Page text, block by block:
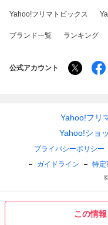
この情
Yahoo!フリマトピックス
ブランド一覧 ランキング
公式アカウント
Yahoo!フリ
Yahoo!ショ
プライバシーポリシー
ガイドライン
特定